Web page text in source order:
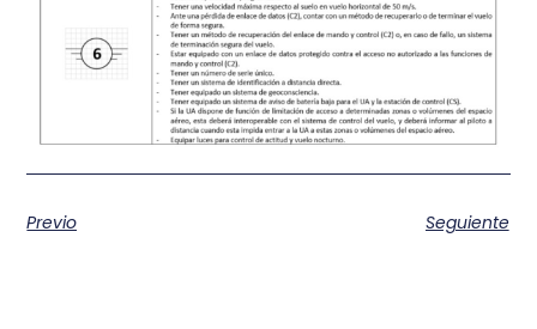
Previo Seguiente